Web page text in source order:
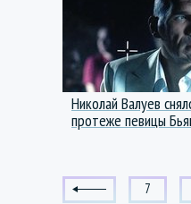
Николай Валуев
протеже певицы
7